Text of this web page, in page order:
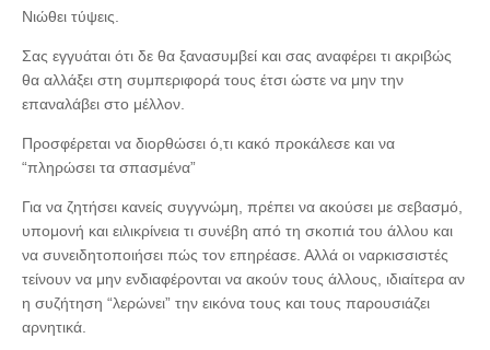
Νιώθει τύψεις.
Σας εγγυάται ότι δε θα ξανασυμβεί και σας αναφέρει τι ακριβώς
θα αλλάξει στη συμπεριφορά τους έτσι ώστε να μην την
επαναλάβει στο μέλλον.
Προσφέρεται να διορθώσει ό,τι κακό προκάλεσε και να
“πληρώσει τα σπασμένα”
Για να ζητήσει κανείς συγγνώμη, πρέπει να ακούσει με σεβασμό,
υπομονή και ειλικρίνεια τι συνέβη από τη σκοπιά του άλλου και
να συνειδητοποιήσει πώς τον επηρέασε. Αλλά οι ναρκισσιστές
τείνουν να μην ενδιαφέρονται να ακούν τους άλλους, ιδιαίτερα αν
η συζήτηση “λερώνει” την εικόνα τους και τους παρουσιάζει
αρνητικά.